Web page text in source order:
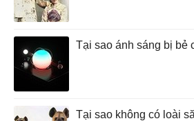
Tại sao ánh sáng bị bẻ
Tại sao không có loài